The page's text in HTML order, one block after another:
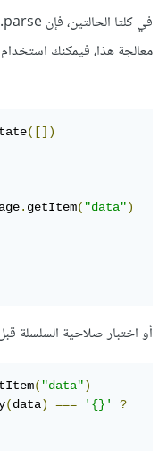
معالجة هذا، فيمكنك استخدام try/catch:
([])
.getItem("data")
أو اختبار صلاحية السلسلة
("data")
(data) === '{}'
?